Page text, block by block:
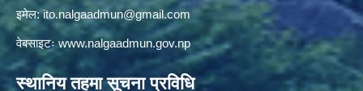
इमेल:ito.nalgaadmun@gmail.com
वेबसाइटःwww.nalgaadmun.gov.np
स्थानिय तहमा सूचना प्रविधि